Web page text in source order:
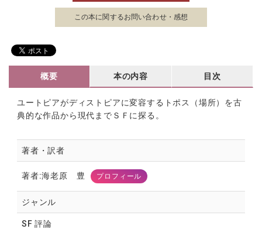
この本に関するお問い合わせ・感想
概要 本の内容 目次
ユートピアがディストピアに変容するトポス （場所） を古
典的な作品から現代までＳＦに探る。
著者・訳者
著者:海老原 豊 プロフィール
ジャンル
SF 評論